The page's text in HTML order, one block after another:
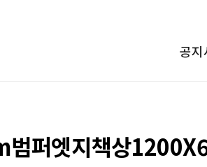
공지
퍼엣지책상